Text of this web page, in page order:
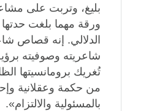
بليغ، وتربت على
ورقة مهما بلغت حدتها
الدلالي. إنه قصاص
شاعريته وصوفيته
تُغريك برومانسيتها
من حكمة وعقلانية
بالمسئولية والالتزام».